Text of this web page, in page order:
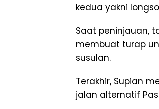
kedua yakni
Saat peninjauan,
membuat turap
susulan.
Terakhir, Supian
jalan alternatif